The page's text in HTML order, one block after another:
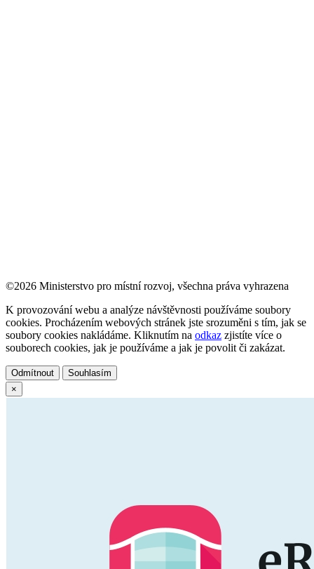
©2026 Ministerstvo pro místní rozvoj, všechna práva vyhrazena
K provozování webu a analýze návštěvnosti používáme soubory
cookies. Procházením webových stránek jste srozuměni s tím, jak se
soubory cookies nakládáme. Kliknutím na odkaz zjistíte více o
souborech cookies, jak je používáme a jak je povolit či zakázat.
Odmítnout
Souhlasím
×